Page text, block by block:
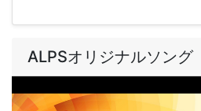
ALPSオリジナルソング